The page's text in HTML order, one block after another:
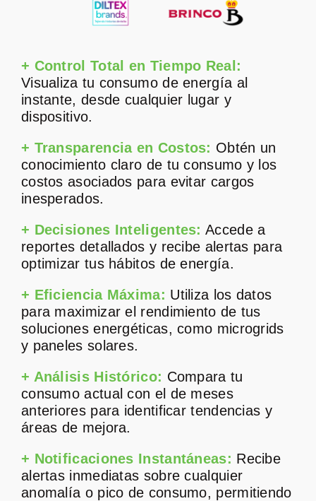
+ Control Total en Tiempo Real:
Visualiza tu consumo de energía al
instante, desde cualquier lugar y
dispositivo.
+ Transparencia en Costos: Obtén un
conocimiento claro de tu consumo y los
costos asociados para evitar cargos
inesperados.
+ Decisiones Inteligentes: Accede a
reportes detallados y recibe alertas para
optimizar tus hábitos de energía.
+ Eficiencia Máxima: Utiliza los datos
para maximizar el rendimiento de tus
soluciones energéticas, como microgrids
y paneles solares.
+ Análisis Histórico: Compara tu
consumo actual con el de meses
anteriores para identificar tendencias y
áreas de mejora.
+ Notificaciones Instantáneas: Recibe
alertas inmediatas sobre cualquier
anomalía o pico de consumo, permitiendo